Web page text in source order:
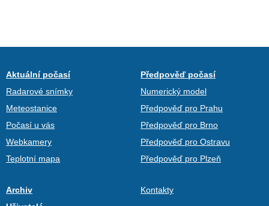
Aktuální počasí
Radarové snímky
Meteostanice
Počasí u vás
Webkamery
Teplotní mapa
Předpověď počasí
Numerický model
Předpověď pro Prahu
Předpověď pro Brno
Předpověď pro Ostravu
Předpověď pro Plzeň
Archiv
Kontakty